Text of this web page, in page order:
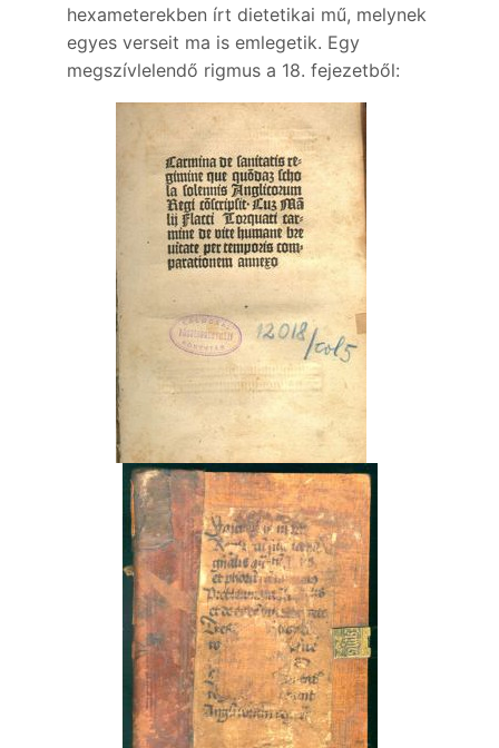
hexameterekben írt dietetikai mű, melynek
egyes verseit ma is emlegetik. Egy
megszívlelendő rigmus a 18. fejezetből: